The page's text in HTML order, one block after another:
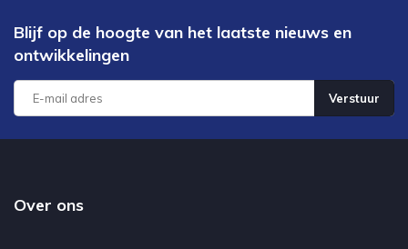
Blijf op de hoogte van het laatste nieuws en
ontwikkelingen
Verstuur
Over ons